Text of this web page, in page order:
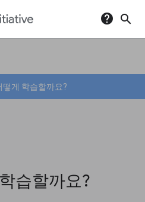
help search
떻게 학습할까요?
습할까요?